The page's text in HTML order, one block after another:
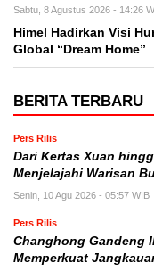
Sabtu, 8 Agustus 2026 - 14:26
Himel Hadirkan Visi
Global “Dream Home”
BERITA TERBARU
Pers Rilis
Dari Kertas Xuan
Menjelajahi Warisan
Senin, 10 Agu 2026 - 05:57 WIB
Pers Rilis
Changhong Gandeng
Memperkuat